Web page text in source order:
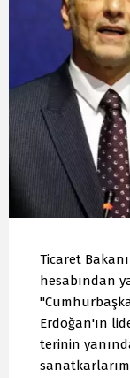
Ticaret
hesabından
Erdoğan'ın
terinin